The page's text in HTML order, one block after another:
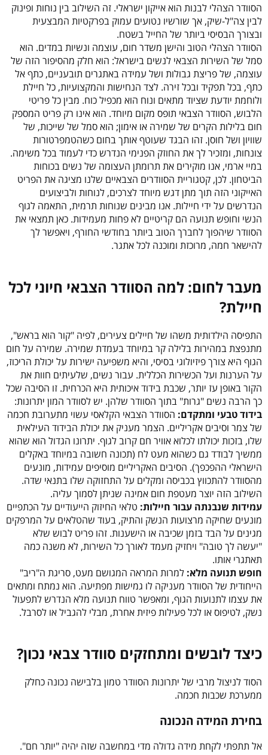
e
r
n
a
t
i
v
e
:
הסוודר הצהלי לבנות הוא אייקון ישראלי. זה השילוב בין נוחות ופינוק
לבין צה"ל-שיק, אך שורשיו נטועים עמוק בפרקטיות המבצעית
ובצורך הבסיסי ביותר של החייל בשטח.
הסוודר הצהלי הטוב והישן משדר חום, עוצמה ונשיות במדים. הוא
סמל של השירות הצבאי לנשים בישראל: הוא חלק מהסיפור הזה של
עוצמה, של פריצת גבולות ושל עמידה באתגרים תובעניים, כתף אל
כתף, בכל תפקיד ובכל זירה. לצד הנחישות והמקצועיות, כל חיילת
ולוחמת יודעת שציוד מתאים ונוח הוא מכפיל כוח. מבין כל פריטי
הלבוש, הסוודר הצבאי תופס מקום מיוחד. הוא אינו רק פריט המספק
חום בלילות הקרים של שמירה או אימון; הוא סמל של שייכות, של
שוויון ושל חוסן. זהו הבגד שעוטף אותך בחום כשהטמפרטורות
צונחות, ומזכיר לך את החוזק הפנימי הנדרש כדי לעמוד בכל משימה.
במיי ארמי, אנו מוקירים את תרומתן העצומה של נשים בכוחות
הביטחון. לכן, קטגוריית הסוודרים הצבאיים שלנו מציגה את הפריט
האייקוני הזה תוך מתן דגש מיוחד לצרכים, לנוחות ולביצועים
הנדרשים על ידי חיילות. אנו מבינים שנוחות תרמית, התאמה לגוף
הנשי וחופש תנועה הם קריטיים לא פחות מעמידות. כאן תמצאי את
הסוודר שיהפוך לחברך הטוב ביותר בחודשי החורף, ויאפשר לך
להישאר חמה, מרוכזת ומוכנה לכל אתגר.
מעבר לחום: למה הסוודר הצבאי חיוני לכל
חיילת?
התפיסה הילדותית משהו של חיילים צעירים, לפיה "קור הוא בראש",
מתנפצת במהירות בלילה קר במיוחד בעמדת שמירה. שמירה על חום
הגוף היא צורך פיזיולוגי בסיסי, והיא משפיעה ישירות על יכולת הריכוז,
על הערנות ועל הכשירות הכללית. עבור נשים, שלעיתים חוות את
הקור באופן עז יותר, שכבת בידוד איכותית היא הכרחית. זו הסיבה שכל
כך הרבה נשים "גרות" בתוך הסוודר שלהן. יש לסוודר המון יתרונות:
בידוד טבעי ומתקדם: הסוודר הצבאי הקלאסי עשוי מתערובת חכמה
של צמר וסיבים אקריליים. הצמר מעניק את יכולת הבידוד העילאית
שלו, בזכות יכולתו לכלוא אוויר חם קרוב לגוף. יתרונו הגדול הוא שהוא
ממשיך לבודד גם כשהוא מעט לח (תכונה חשובה במיוחד באקלים
הישראלי ההפכפך). הסיבים האקריליים מוסיפים עמידות, מונעים
מהסוודר להתכווץ בכביסה ומקלים על התחזוקה שלו בתנאי שדה.
השילוב הזה יוצר מעטפת חום אמינה שניתן לסמוך עליה.
עמידות שנבנתה עבור חיילות: טלאי החיזוק הייעודיים על הכתפיים
מונעים שחיקה מרצועות הנשק והתיק, בעוד שהטלאים על המרפקים
מגינים על הבד בזמן שכיבה או הישענות. זהו פריט לבוש שלא
"יעשה לך טובה" ויחזיק מעמד לאורך כל השירות, לא משנה כמה
תאתגרי אותו.
חופש תנועה מלא: למרות המראה המגושם מעט, סריגת ה"ריב"
הייחודית של הסוודר מעניקה לו גמישות מפתיעה. הוא נמתח ומתאים
את עצמו לתנועות הגוף, ומאפשר טווח תנועה מלא הנדרש לתפעול
נשק, לטיפוס או לכל פעילות פיזית אחרת, מבלי להגביל או לסרבל.
כיצד לובשים ומתחזקים סוודר צבאי נכון?
הסוד לניצול מרבי של יתרונות הסוודר טמון בלבישה נכונה כחלק
ממערכת שכבות חכמה.
בחירת המידה הנכונה
אל תתפתי לקחת מידה גדולה מדי במחשבה שזה יהיה "יותר חם".